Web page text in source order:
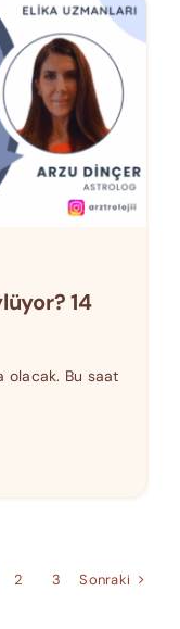
14
olacak. Bu saat
2 3 Sonraki